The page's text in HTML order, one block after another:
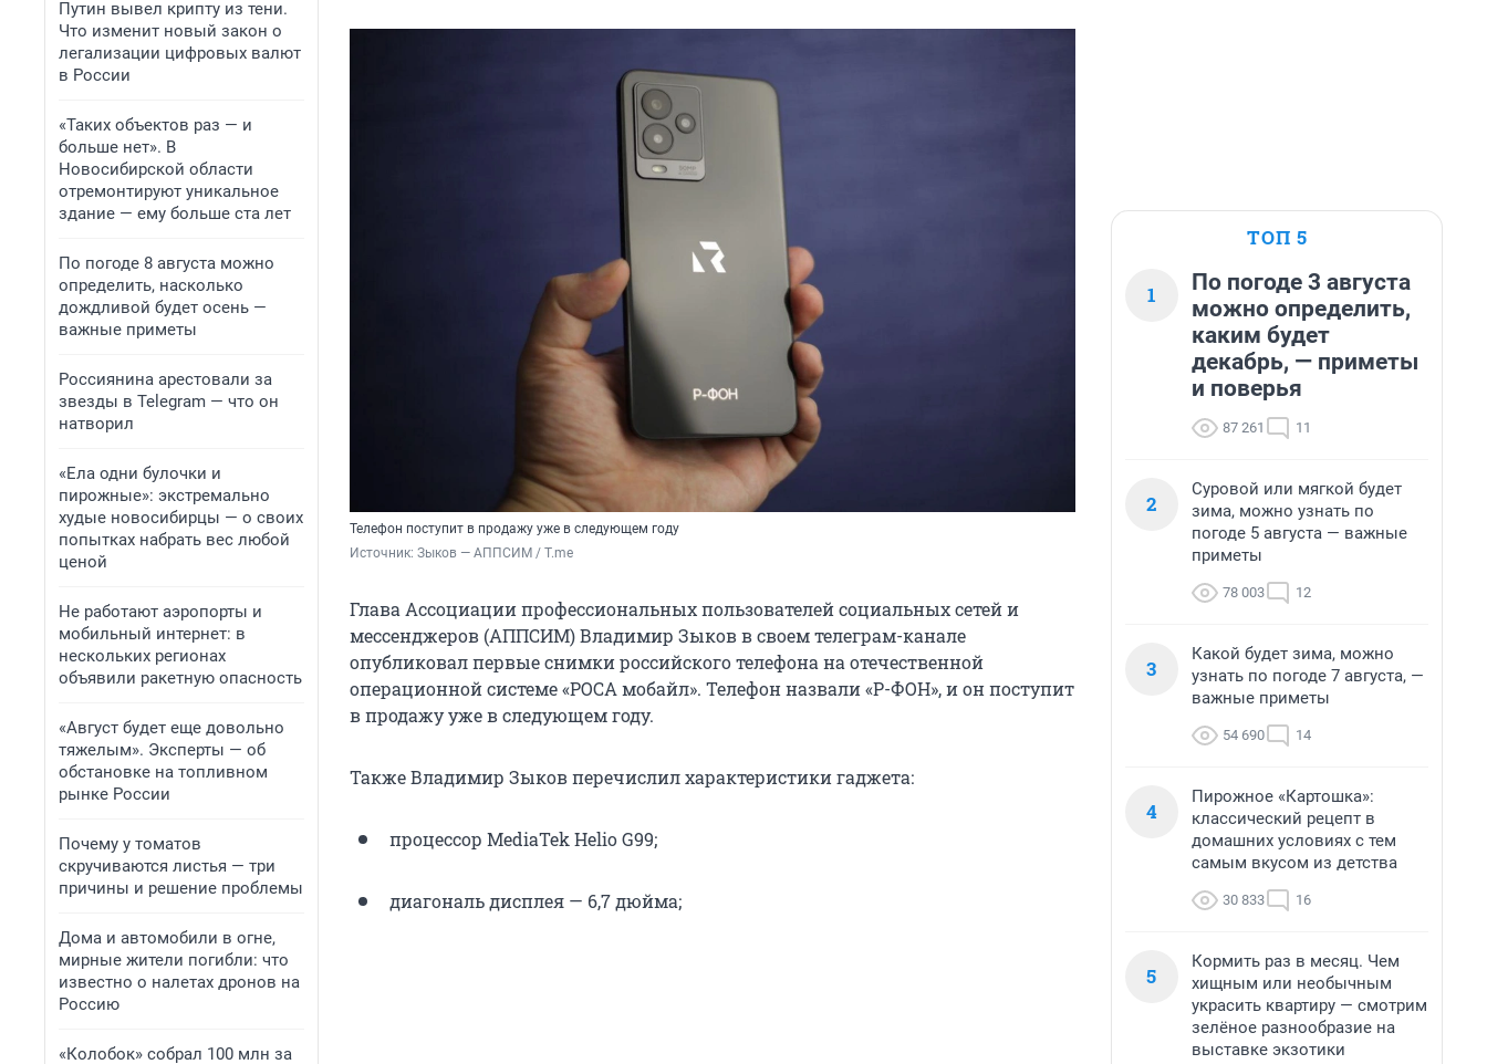
Путин вывел крипту из тени.
Что изменит новый закон о
легализации цифровых валют
в России
«Таких объектов раз — и
больше нет». В
Новосибирской области
отремонтируют уникальное
здание — ему больше ста лет
По погоде 8 августа можно
определить, насколько
дождливой будет осень —
важные приметы
Россиянина арестовали за
звезды в Telegram — что он
натворил
«Ела одни булочки и
пирожные»: экстремально
худые новосибирцы — о своих
попытках набрать вес любой
ценой
Не работают аэропорты и
мобильный интернет: в
нескольких регионах
объявили ракетную опасность
«Август будет еще довольно
тяжелым». Эксперты — об
обстановке на топливном
рынке России
Почему у томатов
скручиваются листья — три
причины и решение проблемы
Дома и автомобили в огне,
мирные жители погибли: что
известно о налетах дронов на
Россию
«Колобок» собрал 100 млн за
Телефон поступит в продажу уже в следующем году
Источник: Зыков — АППСИМ / T.me
Глава Ассоциации профессиональных пользователей социальных сетей и
мессенджеров (АППСИМ) Владимир Зыков в своем телеграм-канале
опубликовал первые снимки российского телефона на отечественной
операционной системе «РОСА мобайл». Телефон назвали «Р-ФОН», и он поступит
в продажу уже в следующем году.
Также Владимир Зыков перечислил характеристики гаджета:
процессор MediaTek Helio G99;
диагональ дисплея — 6,7 дюйма;
ТОП 5
1
По погоде 3 августа
можно определить,
каким будет
декабрь, — приметы
и поверья
87 261 11
2
Суровой или мягкой будет
зима, можно узнать по
погоде 5 августа — важные
приметы
78 003 12
3
Какой будет зима, можно
узнать по погоде 7 августа, —
важные приметы
54 690 14
4
Пирожное «Картошка»:
классический рецепт в
домашних условиях с тем
самым вкусом из детства
30 833 16
5
Кормить раз в месяц. Чем
хищным или необычным
украсить квартиру — смотрим
зелёное разнообразие на
выставке экзотики